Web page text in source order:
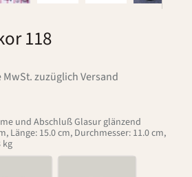
118
zuzüglich Versand
und Abschluß Glasur glänzend
Länge: 15.0 cm, Durchmesser: 11.0 cm,
kg